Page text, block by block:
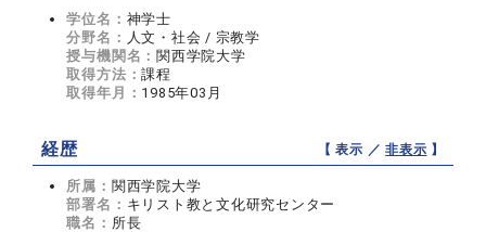
学位名： 神学士
分野名： 人文・社会 / 宗教学
授与機関名： 関西学院大学
取得方法：課程
取得年月： 1985年03月
経歴 【 表示 ／非表示 】
所属： 関西学院大学
部署名： キリスト教と文化研究センター
職名： 所長